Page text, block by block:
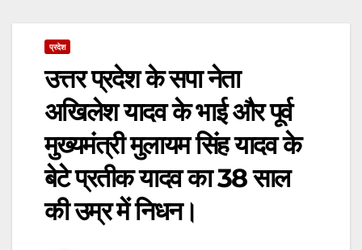
प्रदेश
उत्तर प्रदेश के सपा नेता
अखिलेश यादव के भाई और पूर्व
मुख्यमंत्री मुलायम सिंह यादव के
बेटे प्रतीक यादव का 38 साल
की उम्र में निधन।